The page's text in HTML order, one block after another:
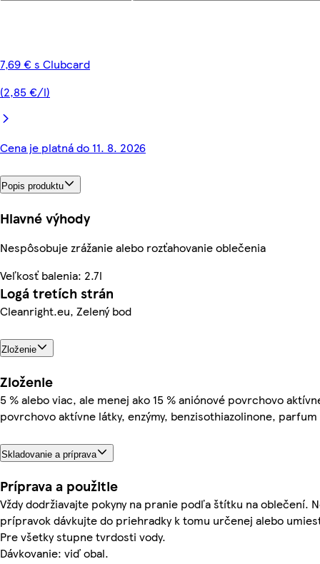
7,69 € s Clubcard
(2,85 €/l)
Cena je platná do 11. 8. 2026
Popis produktu
Hlavné výhody
Nespôsobuje zrážanie alebo rozťahovanie oblečenia
Veľkosť balenia: 2.7l
Logá tretích strán
Cleanright.eu, Zelený bod
Zloženie
Zloženie
5 % alebo viac, ale menej ako 15 % aniónové povrchovo
povrchovo aktívne látky, enzýmy, benzisothiazolinone, parfum
Skladovanie a príprava
Príprava a použitie
Vždy dodržiavajte pokyny na pranie podľa štítku na oblečení.
prípravok dávkujte do priehradky k tomu určenej alebo
Pre všetky stupne tvrdosti vody.
Dávkovanie: viď obal.